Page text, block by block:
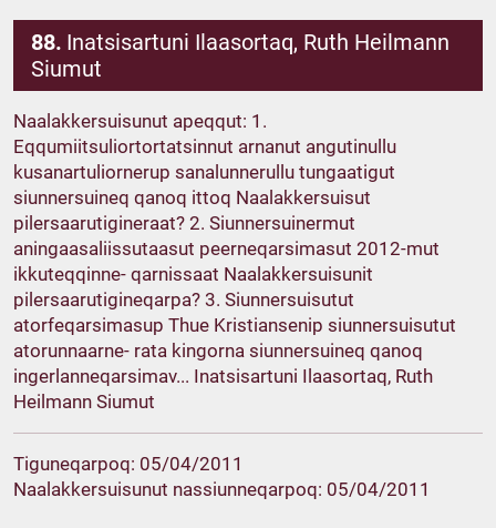
88. Inatsisartuni Ilaasortaq, Ruth Heilmann
Siumut
Naalakkersuisunut apeqqut: 1.
Eqqumiitsuliortortatsinnut arnanut angutinullu
kusanartuliornerup sanalunnerullu tungaatigut
siunnersuineq qanoq ittoq Naalakkersuisut
pilersaarutigineraat? 2. Siunnersuinermut
aningaasaliissutaasut peerneqarsimasut 2012-mut
ikkuteqqinne- qarnissaat Naalakkersuisunit
pilersaarutigineqarpa? 3. Siunnersuisutut
atorfeqarsimasup Thue Kristiansenip siunnersuisutut
atorunnaarne- rata kingorna siunnersuineq qanoq
ingerlanneqarsimav... Inatsisartuni Ilaasortaq, Ruth
Heilmann Siumut
Tiguneqarpoq: 05/04/2011
Naalakkersuisunut nassiunneqarpoq: 05/04/2011